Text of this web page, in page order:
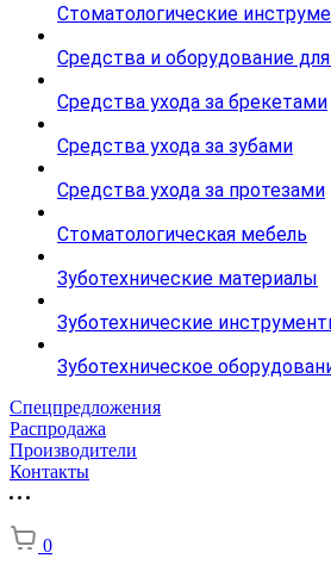
Стоматологические
Средства и оборудование
Средства ухода за брекетами
Средства ухода за зубами
Средства ухода за протезами
Стоматологическая мебель
Зуботехнические материалы
Зуботехнические
Зуботехническое
Спецпредложения
Распродажа
Производители
Контакты
0